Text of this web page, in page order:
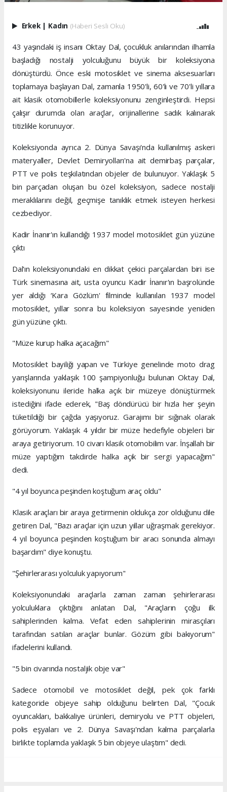
Erkek | Kadın (Haberi Sesli Oku)
43 yaşındaki iş insanı Oktay Dal, çocukluk anılarından ilhamla
başladığı nostalji yolculuğunu büyük bir koleksiyona
dönüştürdü. Önce eski motosiklet ve sinema aksesuarları
toplamaya başlayan Dal, zamanla 1950'li, 60'lı ve 70'li yıllara
ait klasik otomobillerle koleksiyonunu zenginleştirdi. Hepsi
çalışır durumda olan araçlar, orijinallerine sadık kalınarak
titizlikle korunuyor.
Koleksiyonda ayrıca 2. Dünya Savaşı'nda kullanılmış askeri
materyaller, Devlet Demiryolları'na ait demirbaş parçalar,
PTT ve polis teşkilatından objeler de bulunuyor. Yaklaşık 5
bin parçadan oluşan bu özel koleksiyon, sadece nostalji
meraklılarını değil, geçmişe tanıklık etmek isteyen herkesi
cezbediyor.
Kadir İnanır'ın kullandığı 1937 model motosiklet gün yüzüne
çıktı
Dal'ın koleksiyonundaki en dikkat çekici parçalardan biri ise
Türk sinemasına ait, usta oyuncu Kadir İnanır'ın başrolünde
yer aldığı ‘Kara Gözlüm' filminde kullanılan 1937 model
motosiklet, yıllar sonra bu koleksiyon sayesinde yeniden
gün yüzüne çıktı.
"Müze kurup halka açacağım"
Motosiklet bayiliği yapan ve Türkiye genelinde moto drag
yarışlarında yaklaşık 100 şampiyonluğu bulunan Oktay Dal,
koleksiyonunu ileride halka açık bir müzeye dönüştürmek
istediğini ifade ederek, "Baş döndürücü bir hızla her şeyin
tüketildiği bir çağda yaşıyoruz. Garajımı bir sığınak olarak
görüyorum. Yaklaşık 4 yıldır bir müze hedefiyle objeleri bir
araya getiriyorum. 10 civarı klasik otomobilim var. İnşallah bir
müze yaptığım takdirde halka açık bir sergi yapacağım"
dedi.
"4 yıl boyunca peşinden koştuğum araç oldu"
Klasik araçları bir araya getirmenin oldukça zor olduğunu dile
getiren Dal, "Bazı araçlar için uzun yıllar uğraşmak gerekiyor.
4 yıl boyunca peşinden koştuğum bir aracı sonunda almayı
başardım" diye konuştu.
"Şehirlerarası yolculuk yapıyorum"
Koleksiyonundaki araçlarla zaman zaman şehirlerarası
yolculuklara çıktığını anlatan Dal, "Araçların çoğu ilk
sahiplerinden kalma. Vefat eden sahiplerinin mirasçıları
tarafından satılan araçlar bunlar. Gözüm gibi bakıyorum"
ifadelerini kullandı.
"5 bin civarında nostaljik obje var"
Sadece otomobil ve motosiklet değil, pek çok farklı
kategoride objeye sahip olduğunu belirten Dal, "Çocuk
oyuncakları, bakkaliye ürünleri, demiryolu ve PTT objeleri,
polis eşyaları ve 2. Dünya Savaşı'ndan kalma parçalarla
birlikte toplamda yaklaşık 5 bin objeye ulaştım" dedi.